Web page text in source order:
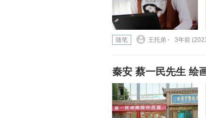
随笔 王托弟 ⋅ 3年前
秦安 蔡一民先生 绘